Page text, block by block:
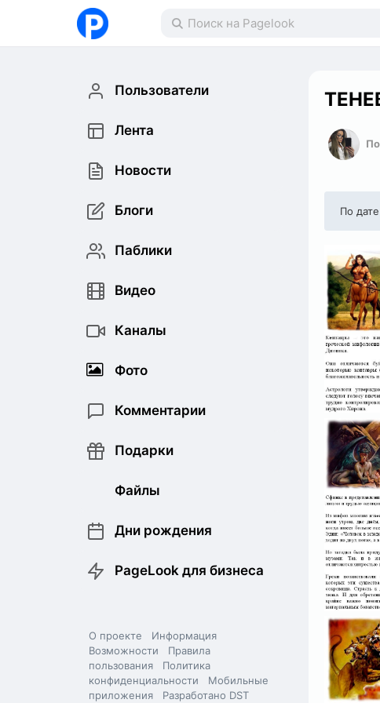
Пользователи
Лента
Новости
Блоги
Паблики
Видео
Каналы
Фото
Комментарии
Подарки
Файлы
Дни рождения
PageLook для бизнеса
О проекте
Информация
Возможности
Правила
пользования
Политика
конфиденциальности
Мобильные
приложения
Разработано DST
По